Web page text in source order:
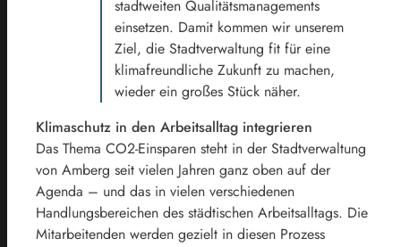
stadtweiten Qualitätsmanagements
einsetzen. Damit kommen wir unserem
Ziel, die Stadtverwaltung fit für eine
klimafreundliche Zukunft zu machen,
wieder ein großes Stück näher.
Klimaschutz in den Arbeitsalltag integrieren
Das Thema CO2-Einsparen steht in der Stadtverwaltung
von Amberg seit vielen Jahren ganz oben auf der
Agenda – und das in vielen verschiedenen
Handlungsbereichen des städtischen Arbeitsalltags. Die
Mitarbeitenden werden gezielt in diesen Prozess